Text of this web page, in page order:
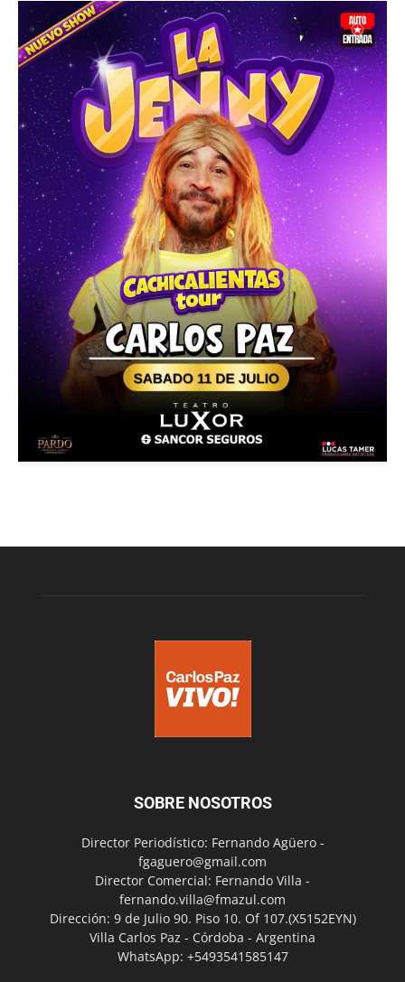
SOBRE NOSOTROS
Director Periodístico: Fernando Agüero -
fgaguero@gmail.com
Director Comercial: Fernando Villa -
fernando.villa@fmazul.com
Dirección: 9 de Julio 90. Piso 10. Of 107.(X5152EYN)
Villa Carlos Paz - Córdoba - Argentina
WhatsApp: +5493541585147